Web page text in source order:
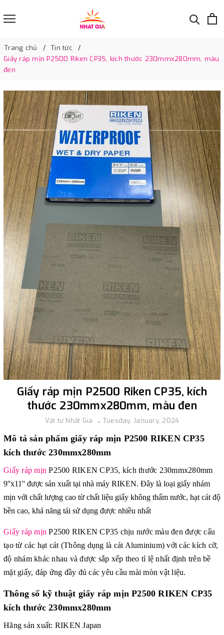
Trang chủ
Tin tức
Giấy ráp mịn P2500 Riken CP35, kích thước 230mmx280mm, màu
đen
Giấy ráp mịn P2500 Riken CP35, kích
thước 230mmx280mm, màu đen
Vật tư Nhất Gia Tuesday, January, 2024
Mô tả sản phẩm giấy ráp mịn P2500 RIKEN CP35
kích thước 230mmx280mm
Giấy ráp mịn P2500 RIKEN CP35, kích thước 230mmx280mm
9''x11'' được sản xuất tại nhà máy RIKEN. Đây là loại giấy nhám
mịn với chất lượng cao từ chất liệu giấy không thấm nước, hạt cát độ
bền cao, khả năng tái sử dụng được nhiều nhất
Giấy ráp mịn P2500 RIKEN CP35 chịu nước màu đen được cấu
tạo từ các hạt cát (Thông dụng là cát Aluminium) với các kích cỡ,
độ nhám khác nhau và được sắp xếp theo tỉ lệ nhất định trên bề
mặt giấy, đáp ứng đầy đủ các yêu cầu mài mòn vật liệu.
Thông số kỹ thuật giấy ráp mịn P2500 RIKEN CP35
kích thước 230mmx280mm
Hãng sản xuất: RIKEN Japan